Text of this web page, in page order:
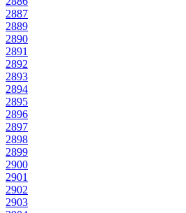
2887
2889
2890
2891
2892
2893
2894
2895
2896
2897
2898
2899
2900
2901
2902
2903